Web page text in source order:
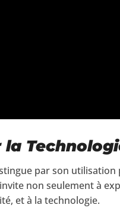
par son utilisation
non seulement à
et à la technologie.